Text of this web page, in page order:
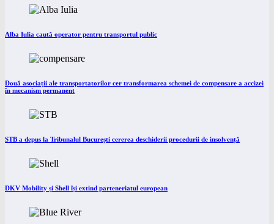
Alba Iulia caută operator pentru transportul public
Două asociații ale transportatorilor cer transformarea schemei de compensare a accizei
în mecanism permanent
STB a depus la Tribunalul București cererea deschiderii procedurii de insolvență
DKV Mobility și Shell își extind parteneriatul european